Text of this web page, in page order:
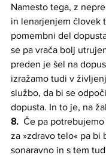
Namesto tega, z
in lenarjenjem človek
pomembni del
se pa vrača bolj
preden je šel na
izražamo tudi v
službo, da bi se
dopusta. In to je, na
8. Če pa
za »zdravo telo« pa bi
sonaravno in s tem